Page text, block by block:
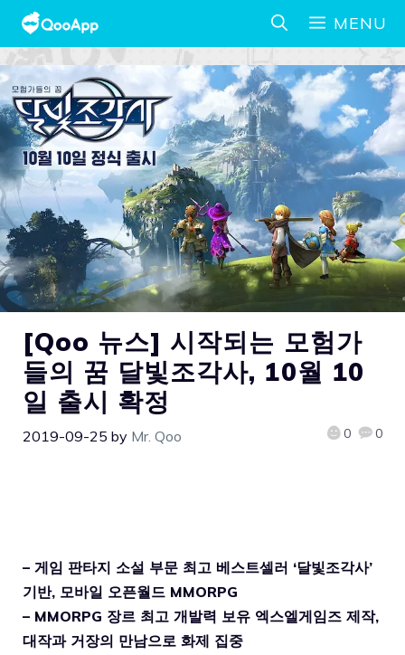
MENU
[Qoo 뉴스] 시작되는 모험가
들의 꿈 달빛조각사, 10월 10
일 출시 확정
2019-09-25 by Mr. Qoo 0 0
– 게임 판타지 소설 부문 최고 베스트셀러 ‘달빛조각사’
기반, 모바일 오픈월드 MMORPG
– MMORPG 장르 최고 개발력 보유 엑스엘게임즈 제작,
대작과 거장의 만남으로 화제 집중